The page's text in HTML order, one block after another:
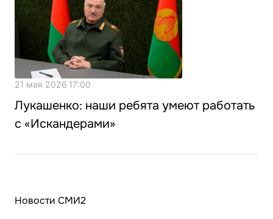
21 мая 2026 17:00
Лукашенко: наши ребята умеют работать
с «Искандерами»
Новости СМИ2